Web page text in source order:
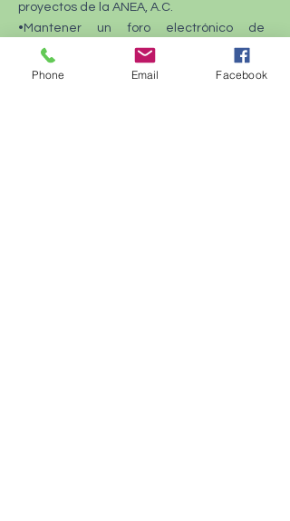
proyectos de la ANEA, A.C.
•Mantener un foro electrónico de
información y discusión permanente.
•Suscribir y cumplir convenios, acuerdos y
Phone Email Facebook